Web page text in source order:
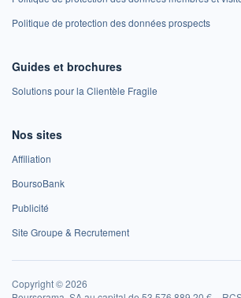
Politique de protection des données prospects
Guides et brochures
Solutions pour la Clientèle Fragile
Nos sites
Affiliation
BoursoBank
Publicité
Site Groupe & Recrutement
Copyright © 2026